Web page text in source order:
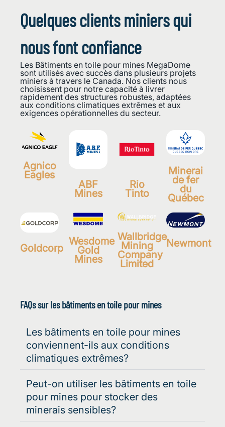
Quelques clients miniers qui
nous font confiance
Les Bâtiments en toile pour mines MegaDome
sont utilisés avec succès dans plusieurs projets
miniers à travers le Canada. Nos clients nous
choisissent pour notre capacité à livrer
rapidement des structures robustes, adaptées
aux conditions climatiques extrêmes et aux
exigences opérationnelles du secteur.
Agnico
Eagles
ABF
Mines
Rio
Tinto
Minerai
de fer
du
Québec
Goldcorp
Wesdome
Gold
Mines
Wallbridge
Mining
Company
Limited
Newmont
FAQs sur les bâtiments en toile pour mines
Les bâtiments en toile pour mines
conviennent-ils aux conditions
climatiques extrêmes?
Peut-on utiliser les bâtiments en toile
pour mines pour stocker des
minerais sensibles?